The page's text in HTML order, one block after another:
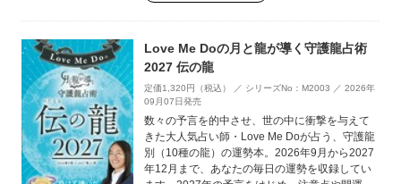
Love Me Doの月と龍が導く守護龍占術
2027 伝の龍
定価1,320円（税込） ／ シリーズNo：M2003 ／ 2026年
09月07日発売
数々の予言を的中させ、世の中に衝撃を与えて
きた大人気占い師・Love Me Doが占う、守護龍
別（10種の龍）の運勢本。2026年9月から2027
年12月まで、あなたの毎日の運勢を収録してい